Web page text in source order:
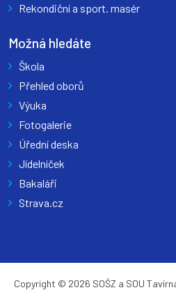
Rekondiční a sport. masér
Možná hledáte
Škola
Přehled oborů
Výuka
Fotogalerie
Úřední deska
Jídelníček
Bakaláři
Strava.cz
Copyright © 2026 SOŠZ a SOU